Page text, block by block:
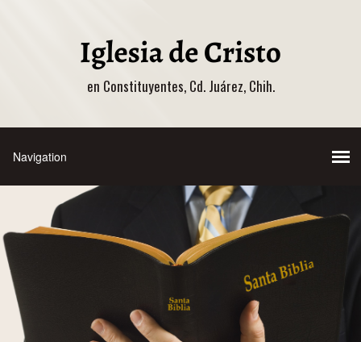
en Constituyentes, Cd. Juárez, Chih.